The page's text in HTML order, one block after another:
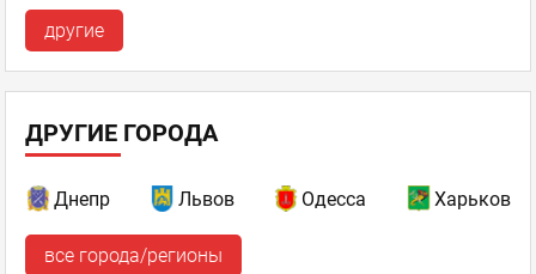
другие
ДРУГИЕ ГОРОДА
Днепр Львов Одесса Харьков
все города/регионы